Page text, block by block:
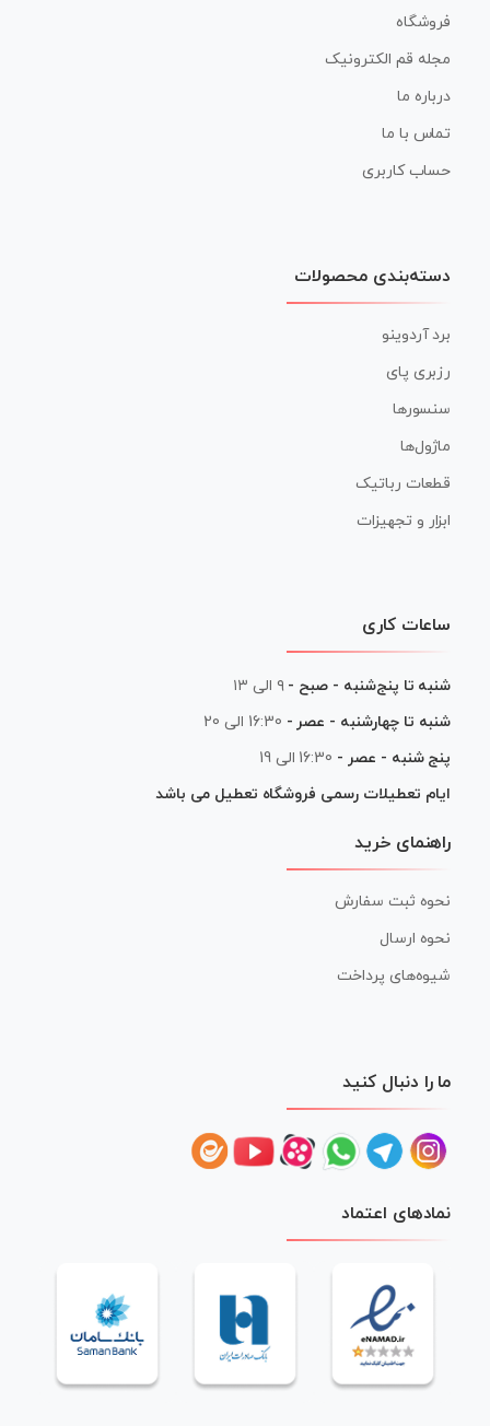
فروشگاه
مجله قم الکترونیک
درباره ما
تماس با ما
حساب کاربری
دسته‌بندی محصولات
برد آردوینو
رزبری پای
سنسورها
ماژول‌ها
قطعات رباتیک
ابزار و تجهیزات
ساعات کاری
شنبه تا پنج‌شنبه - صبح - ۹ الی ۱۳
شنبه تا چهارشنبه - عصر - 16:30 الی 20
پنج شنبه - عصر - 16:30 الی 19
ایام تعطیلات رسمی فروشگاه تعطیل می باشد
راهنمای خرید
نحوه ثبت سفارش
نحوه ارسال
شیوه‌های پرداخت
ما را دنبال کنید
نمادهای اعتماد